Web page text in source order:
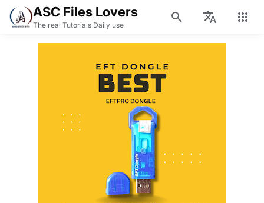
ASC Files Lovers
The real Tutorials Daily use